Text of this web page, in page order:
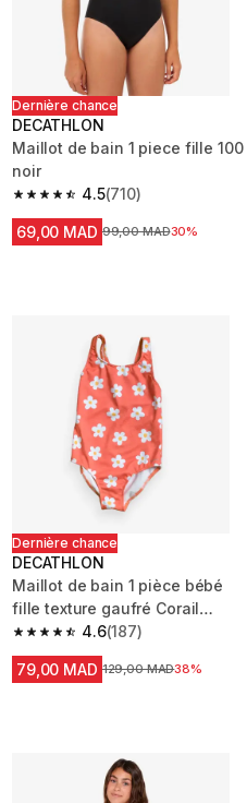
Dernière chance
DECATHLON
Maillot de bain 1 piece fille 100
noir
4.5
4.5 out of 5 stars from 710
(710)
69,00 MAD Prix avant la réduction
99,00 MAD30%
Dernière chance
DECATHLON
Maillot de bain 1 pièce bébé
fille texture gaufré Corail
imprimé Fleurs
4.6
4.6 out of 5 stars from 187
(187)
79,00 MAD Prix avant la réduction
129,00 MAD38%